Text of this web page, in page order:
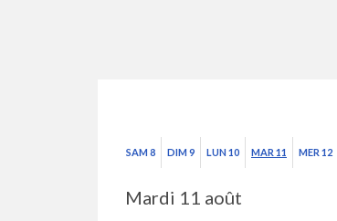
SAM 8 DIM 9 LUN 10 MAR 11 MER 12
Mardi 11 août